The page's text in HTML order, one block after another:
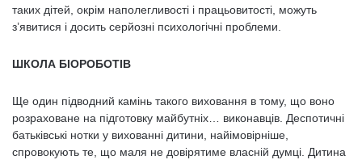
таких дітей, окрім наполегливості і працьовитості, можуть
з’явитися і досить серйозні психологічні проблеми.
ШКОЛА БІОРОБОТІВ
Ще один підводний камінь такого виховання в тому, що воно
розраховане на підготовку майбутніх… виконавців. Деспотичні
батьківські нотки у вихованні дитини, найімовірніше,
спровокують те, що маля не довірятиме власній думці. Дитина